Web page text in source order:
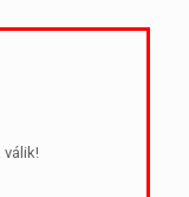
válik!